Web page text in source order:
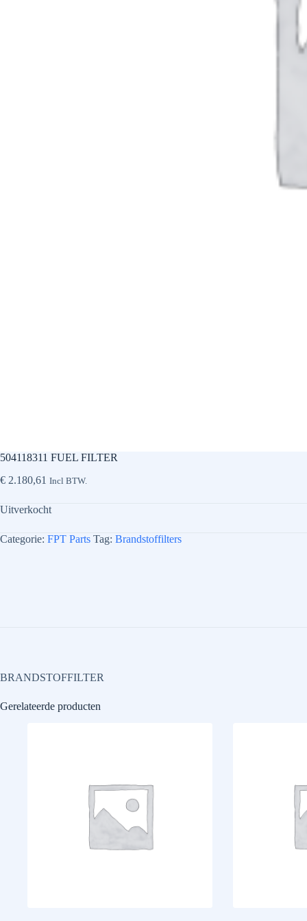
504118311 FUEL FILTER
€ 2.180,61 Incl BTW.
Uitverkocht
Categorie: FPT Parts Tag: Brandstoffilters
BRANDSTOFFILTER
Gerelateerde producten